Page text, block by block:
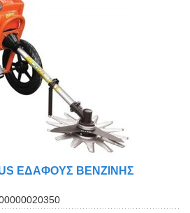
ΕΔΑΦΟΥΣ ΒΕΝΖΙΝΗΣ